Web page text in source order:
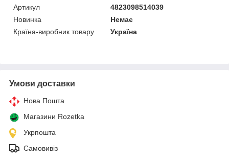
Артикул
4823098514039
Новинка
Немає
Країна-виробник товару
Україна
Умови доставки
Нова Пошта
Магазини Rozetka
Укрпошта
Самовивіз